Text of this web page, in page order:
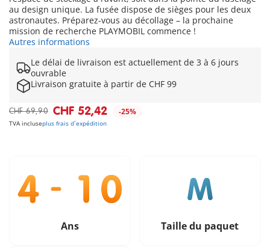
au design unique. La fusée dispose de sièges pour les deux
astronautes. Préparez-vous au décollage – la prochaine
mission de recherche PLAYMOBIL commence !
Autres informations
Le délai de livraison est actuellement de 3 à 6 jours
ouvrable
Livraison gratuite à partir de CHF 99
CHF 69,90 CHF 52,42 -25%
TVA incluseplus frais d´expédition
Ans Taille du paquet